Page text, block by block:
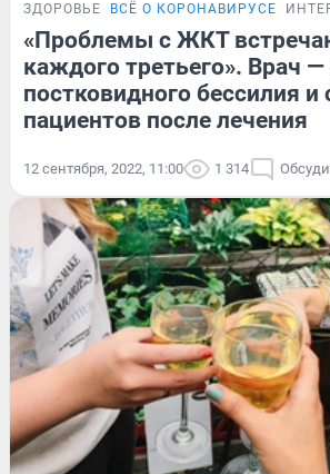
ЗДОРОВЬЕ ВСЁ О КОРОНАВИРУСЕ
«Проблемы с ЖКТ
каждого третьего». Врач
постковидного бессилия и
пациентов после лечения
12 сентября, 2022, 11:00 1 314